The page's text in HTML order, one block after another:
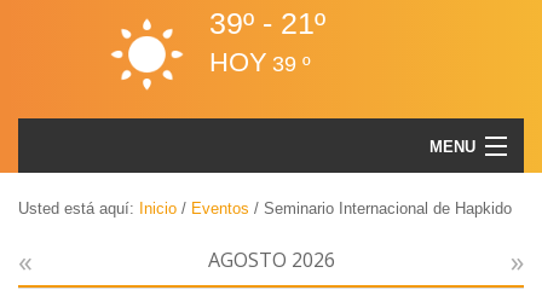
39º - 21º
HOY 39 º
MENU
EL IMD
Volver
El
GESTIÓN ADMINISTRATIVA
Usted está aquí: Inicio / Eventos / Seminario Internacional de Hapkido
« AGOSTO 2026 »